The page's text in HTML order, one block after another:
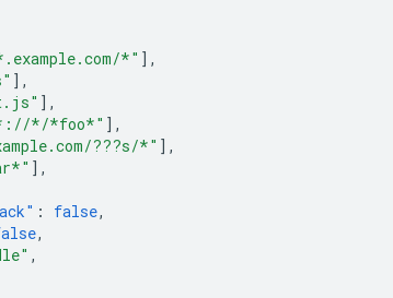
*" ],
],
],
*/*foo*" ],
???s/*" ],
],
: false,
,
,